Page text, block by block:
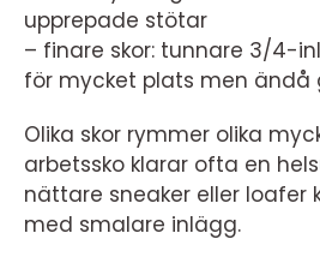
upprepade stötar
– finare skor: tunnare 3/4-
för mycket plats men ändå
Olika skor rymmer olika
arbetssko klarar ofta en
nättare sneaker eller loafer
med smalare inlägg.